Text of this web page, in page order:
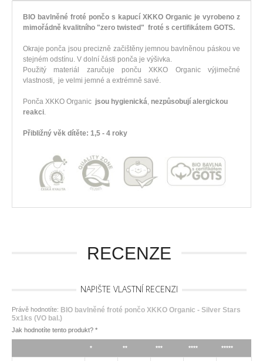
BIO bavlněné froté pončo s kapucí XKKO Organic je vyrobeno z
mimořádně kvalitního "zero twisted" froté s certifikátem GOTS.
Okraje ponča jsou precizně začištěny jemnou bavlněnou páskou ve
stejném odstínu. V dolní části ponča je výšivka.
Použitý materiál zaručuje ponču XKKO Organic výjimečné
vlastnosti, je velmi jemné a extrémně savé.
Ponča XKKO Organic jsou hygienická, nezpůsobují alergickou
reakci.
Přibližný věk dítěte: 1,5 - 4 roky
RECENZE
NAPIŠTE VLASTNÍ RECENZI
Právě hodnotíte: BIO bavlněné froté pončo XKKO Organic - Silver Stars
5x1ks (VO bal.)
Jak hodnotíte tento produkt? *
* ** *** **** *****